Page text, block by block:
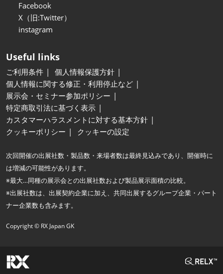
Facebook
X（旧:Twitter）
instagram
Useful links
ご利用条件
個人情報保護方針
個人情報に関する修正・利用停止など
展示会・セミナー参加ポリシー
特定商取引法に基づく表示
カスタマーハラスメントに対する基本方針
クッキーポリシー
クッキーの設定
次回開催の出展社数・製品数・来場者数は最終見込みであり、開催時に
は増減の可能性があります。
※最大…同種の展示会との出展社数および製品展示面積の比較。
※出展社数は、出展契約企業に加え、共同出展するグループ企業・パート
ナー企業数も含みます。
Copyright © RX Japan GK